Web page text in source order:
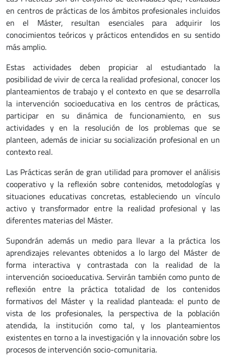
en centros de prácticas de los ámbitos profesionales incluidos
en el Máster, resultan esenciales para adquirir los
conocimientos teóricos y prácticos entendidos en su sentido
más amplio.
Estas actividades deben propiciar al estudiantado la
posibilidad de vivir de cerca la realidad profesional, conocer los
planteamientos de trabajo y el contexto en que se desarrolla
la intervención socioeducativa en los centros de prácticas,
participar en su dinámica de funcionamiento, en sus
actividades y en la resolución de los problemas que se
planteen, además de iniciar su socialización profesional en un
contexto real.
Las Prácticas serán de gran utilidad para promover el análisis
cooperativo y la reflexión sobre contenidos, metodologías y
situaciones educativas concretas, estableciendo un vínculo
activo y transformador entre la realidad profesional y las
diferentes materias del Máster.
Supondrán además un medio para llevar a la práctica los
aprendizajes relevantes obtenidos a lo largo del Máster de
forma interactiva y contrastada con la realidad de la
intervención socioeducativa. Servirán también como punto de
reflexión entre la práctica totalidad de los contenidos
formativos del Máster y la realidad planteada: el punto de
vista de los profesionales, la perspectiva de la población
atendida, la institución como tal, y los planteamientos
existentes en torno a la investigación y la innovación sobre los
procesos de intervención socio-comunitaria.